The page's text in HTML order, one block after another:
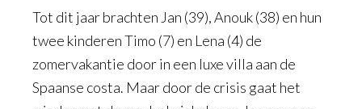
Tot dit jaar brachten Jan (39), Anouk (38) en hun
twee kinderen Timo (7) en Lena (4) de
zomervakantie door in een luxe villa aan de
Spaanse costa. Maar door de crisis gaat het